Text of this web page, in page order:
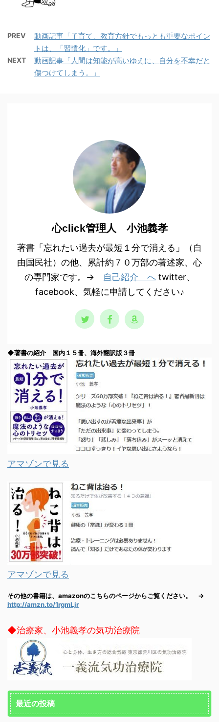
PREV
動画記事「子育て、教育方針でもっとも重要なポイン
トは、「習慣化」です。」
NEXT
動画記事「人間は知能が高いゆえに、自分を不幸だと
傷つけてしまう。」
心click管理人 小池義孝
著書「忘れたい過去が最短１分で消える」（自
由国民社）の他、累計約７０万部の著述家、心
の専門家です。→
自己紹介 へtwitter、
facebook、気軽に申請してください♪
◆著書の紹介 国内１５冊、海外翻訳版３冊
アマゾンで見る
アマゾンで見る
その他の書籍は、amazonのこちらのページからご覧ください。 →
http://amzn.to/1rgmLjr
◆治療家、小池義孝の気功治療院
最近の投稿